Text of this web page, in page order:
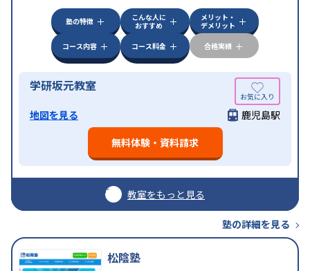
塾の特徴
こんな人に
おすすめ
メリット・
デメリット
コース内容
コース料金 合格実績
学研坂元教室
地図を見る
鹿児島駅
無料体験・資料請求
教室をもっと見る
塾の詳細を見る
松陰塾